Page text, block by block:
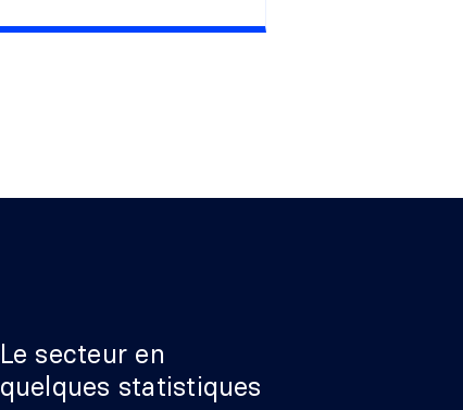
Le secteur en
quelques statistiques